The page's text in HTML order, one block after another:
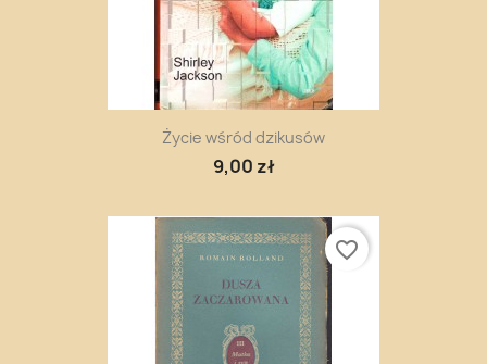
Życie wśród dzikusów
9,00 zł
favorite_border